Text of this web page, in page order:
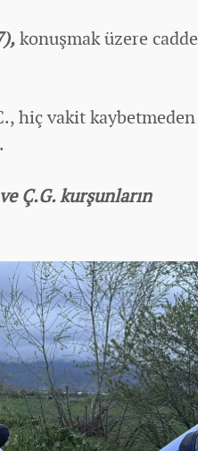
konuşmak üzere cadde
hiç vakit kaybetmeden
Ç.G. kurşunların